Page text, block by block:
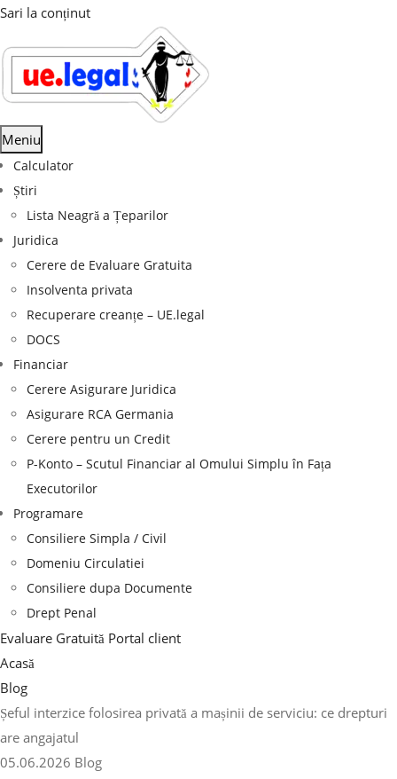
Sari la conținut
Meniu
Calculator
Știri
Lista Neagră a Țeparilor
Juridica
Cerere de Evaluare Gratuita
Insolventa privata
Recuperare creanțe – UE.legal
DOCS
Financiar
Cerere Asigurare Juridica
Asigurare RCA Germania
Cerere pentru un Credit
P-Konto – Scutul Financiar al Omului Simplu în Fața
Executorilor
Programare
Consiliere Simpla / Civil
Domeniu Circulatiei
Consiliere dupa Documente
Drept Penal
Evaluare Gratuită Portal client
Acasă
Blog
Șeful interzice folosirea privată a mașinii de serviciu: ce drepturi
are angajatul
05.06.2026 Blog